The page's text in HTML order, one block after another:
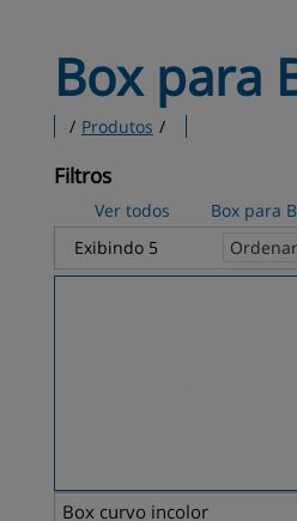
Box para
/ Produtos /
Filtros
Ver todos Box para
Exibindo 5
Box curvo incolor